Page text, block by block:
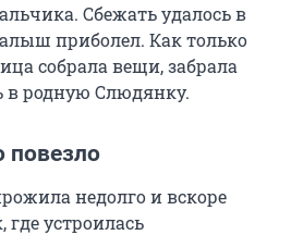
Сбежать удалось в
приболел. Как только
собрала вещи, забрала
в родную Слюдянку.
повезло
недолго и вскоре
где устроилась